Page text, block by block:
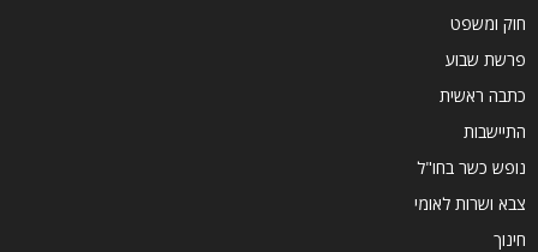
חוק ומשפט
פרשת שבוע
כתבה ראשית
התיישבות
נופש כשר בחו"ל
צבא ושרות לאומי
חינוך